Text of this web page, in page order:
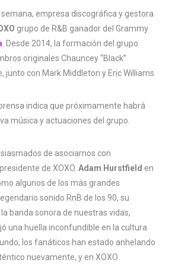
empresa discográfica y gestora
grupo de R&B ganador del Grammy
. Desde 2014, la formación del grupo
originales Chauncey “Black”
junto con Mark Middleton y Eric Williams.
indica que próximamente habrá
música y actuaciones del grupo.
de asociarnos con
de XOXO. Adam Hurstfield en
algunos de los más grandes
sonido RnB de los 90, su
banda sonora de nuestras vidas,
una huella inconfundible en la cultura
los fanáticos han estado anhelando
nuevamente, y en XOXO